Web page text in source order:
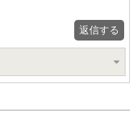
返信する